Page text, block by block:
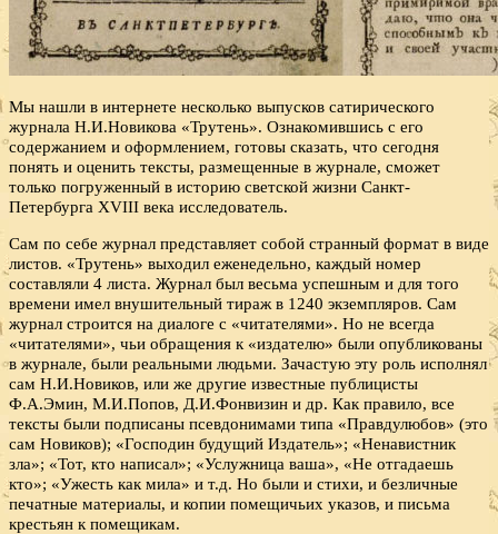
Мы нашли в интернете несколько выпусков сатирического
журнала Н.И.Новикова «Трутень». Ознакомившись с его
содержанием и оформлением, готовы сказать, что сегодня
понять и оценить тексты, размещенные в журнале, сможет
только погруженный в историю светской жизни Санкт-
Петербурга XVIII века исследователь.
Сам по себе журнал представляет собой странный формат в виде
листов. «Трутень» выходил еженедельно, каждый номер
составляли 4 листа. Журнал был весьма успешным и для того
времени имел внушительный тираж в 1240 экземпляров. Сам
журнал строится на диалоге с «читателями». Но не всегда
«читателями», чьи обращения к «издателю» были опубликованы
в журнале, были реальными людьми. Зачастую эту роль исполнял
сам Н.И.Новиков, или же другие известные публицисты
Ф.А.Эмин, М.И.Попов, Д.И.Фонвизин и др. Как правило, все
тексты были подписаны псевдонимами типа «Правдулюбов» (это
сам Новиков); «Господин будущий Издатель»; «Ненавистник
зла»; «Тот, кто написал»; «Услужница ваша», «Не отгадаешь
кто»; «Ужесть как мила» и т.д. Но были и стихи, и безличные
печатные материалы, и копии помещичьих указов, и письма
крестьян к помещикам.